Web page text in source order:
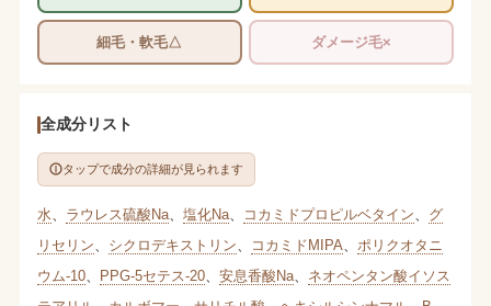
細毛・軟毛△ ダメージ毛×
全成分リスト
タップで成分の詳細が見られます
水 ラウレス硫酸Na、 塩化Na、 コカミドプロピルベタイン
グ
リセリン
シクロデキストリン コカミドMIPA
ポリクオタニ
ウム-10、 PPG-5セテス-20、 安息香酸Na、 ネオペンタン酸イソス